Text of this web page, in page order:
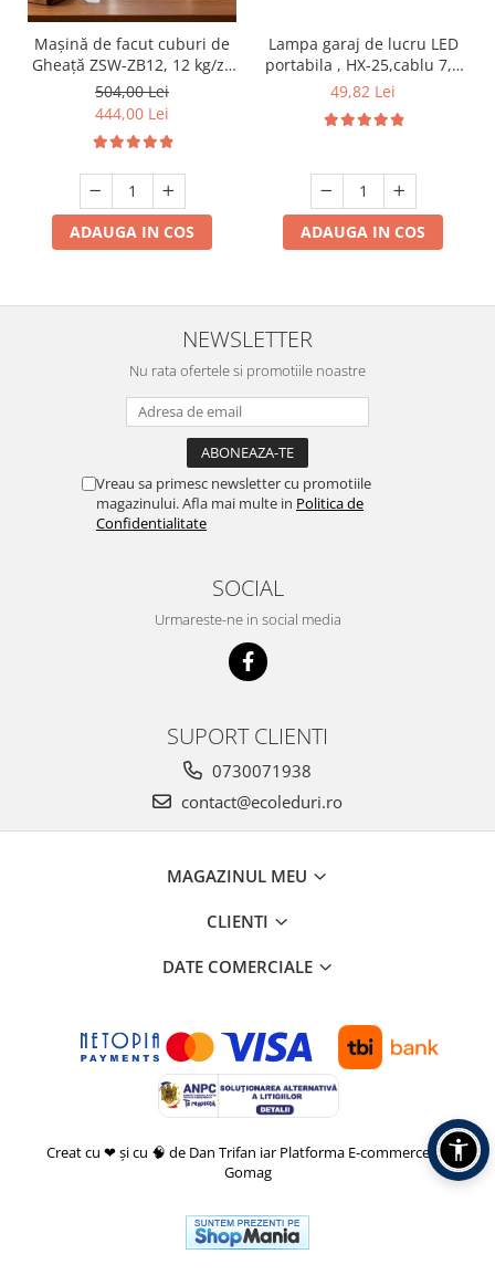
Mașină de facut cuburi de
Gheață ZSW-ZB12, 12 kg/zi,
Rezervor 1.2L, Panou Tactil,
Design Compact, Negru
504,00 Lei
444,00 Lei
ADAUGA IN COS
Lampa garaj de lucru LED
portabila , HX-25,cablu 7,5
m 220V
49,82 Lei
ADAUGA IN COS
NEWSLETTER
Nu rata ofertele si promotiile noastre
Vreau sa primesc newsletter cu promotiile
magazinului. Afla mai multe in Politica de
Confidentialitate
SOCIAL
Urmareste-ne in social media
SUPORT CLIENTI
0730071938
contact@ecoleduri.ro
MAGAZINUL MEU
CLIENTI
DATE COMERCIALE
Creat cu ❤ și cu 🧠 de Dan Trifan iar Platforma E-commerce by
Gomag